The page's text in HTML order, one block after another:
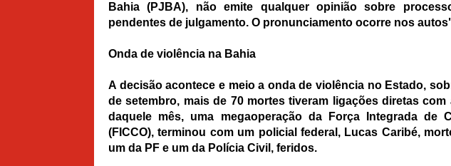
Bahia (PJBA), não emite qualquer opinião sobre
pendentes de julgamento. O pronunciamento ocorre nos
Onda de violência na Bahia
A decisão acontece e meio a onda de violência no Estado,
de setembro, mais de 70 mortes tiveram ligações diretas
daquele mês, uma megaoperação da Força Integrada de
(FICCO), terminou com um policial federal, Lucas Caribé,
um da PF e um da Polícia Civil, feridos.